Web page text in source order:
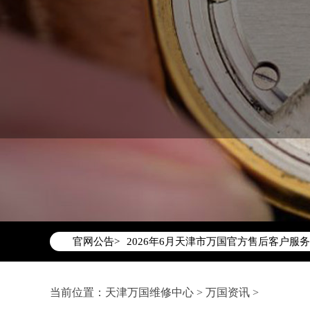
官网公告>
2026年6月万国天津市售后服务网络优
2026年6月天津市万国官方售后客户服
2026年6月万国售后服务中心最新网点
天津市和平区赤峰道136号天津国际金
当前位置： 天津万国维修中心 > 万国资讯 >